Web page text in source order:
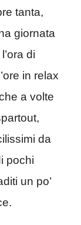
tanta,
giornata
di
in relax
a volte
da
pochi
un po’